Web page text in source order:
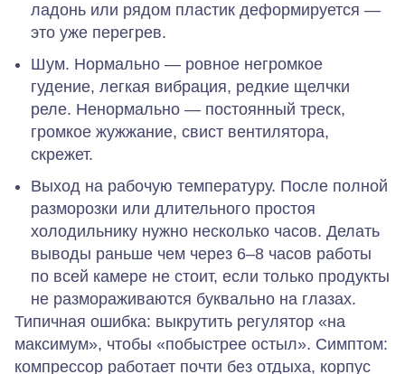
ладонь или рядом пластик деформируется —
это уже перегрев.
Шум. Нормально — ровное негромкое
гудение, легкая вибрация, редкие щелчки
реле. Ненормально — постоянный треск,
громкое жужжание, свист вентилятора,
скрежет.
Выход на рабочую температуру. После полной
разморозки или длительного простоя
холодильнику нужно несколько часов. Делать
выводы раньше чем через 6–8 часов работы
по всей камере не стоит, если только продукты
не размораживаются буквально на глазах.
Типичная ошибка: выкрутить регулятор «на
максимум», чтобы «побыстрее остыл». Симптом:
компрессор работает почти без отдыха, корпус